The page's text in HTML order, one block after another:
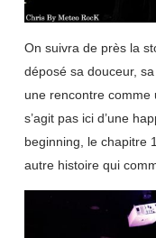
On suivra de près la
déposé sa douceur,
une rencontre comme
s’agit pas ici d’une
beginning, le chapitre
autre histoire qui